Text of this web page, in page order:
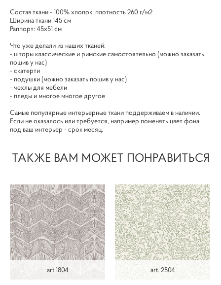
Cостав ткани - 100% хлопок, плотность 260 г/м2
Ширина ткани 145 см
Раппорт: 45х51 см
Что уже делали из наших тканей:
- шторы классические и римские самостоятельно (можно заказать
пошив у нас)
- скатерти
- подушки (можно заказать пошив у нас)
- чехлы для мебели
- пледы и многое многое другое
Самые популярные интерьерные ткани поддерживаем в наличии.
Если не оказалось или требуется, например поменять цвет фона
под ваш интерьер - срок месяц.
ТАКЖЕ ВАМ МОЖЕТ ПОНРАВИТЬСЯ
art.1804 art. 2504